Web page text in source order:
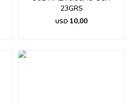
23GRS
USD 10,00